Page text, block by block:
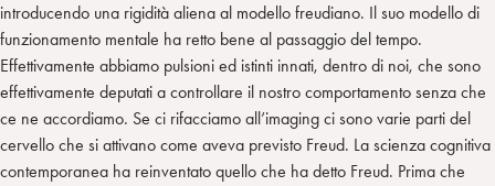
introducendo una rigidità aliena al modello freudiano. Il suo modello di
funzionamento mentale ha retto bene al passaggio del tempo.
Effettivamente abbiamo pulsioni ed istinti innati, dentro di noi, che sono
effettivamente deputati a controllare il nostro comportamento senza che
ce ne accordiamo. Se ci rifacciamo all’imaging ci sono varie parti del
cervello che si attivano come aveva previsto Freud. La scienza cognitiva
contemporanea ha reinventato quello che ha detto Freud. Prima che